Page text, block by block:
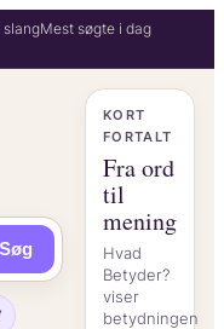
slangMest søgte i dag
Søg
KORT
FORTALT
Fra ord
til
mening
Hvad
Betyder?
viser
betydningen